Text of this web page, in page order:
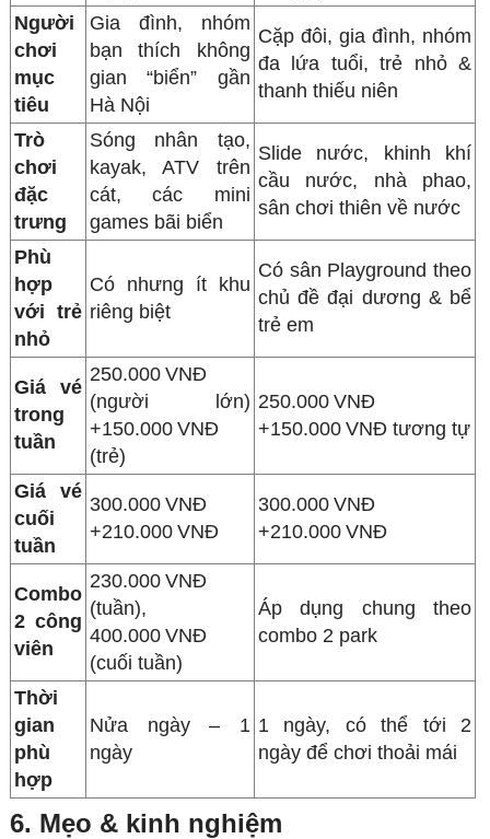
Người
chơi
mục
tiêu
Gia đình, nhóm
bạn thích không
gian “biển” gần
Hà Nội
Cặp đôi, gia đình, nhóm
đa lứa tuổi, trẻ nhỏ &
thanh thiếu niên
Trò
chơi
đặc
trưng
Sóng nhân tạo,
kayak, ATV trên
cát, các mini
games bãi biển
Slide nước, khinh khí
cầu nước, nhà phao,
sân chơi thiên về nước
Phù
hợp
với trẻ
nhỏ
Có nhưng ít khu
riêng biệt
Có sân Playground theo
chủ đề đại dương & bể
trẻ em
Giá vé
trong
tuần
250.000 VNĐ
(người lớn)
+150.000 VNĐ
(trẻ)
250.000 VNĐ
+150.000 VNĐ tương tự
Giá vé
cuối
tuần
300.000 VNĐ
+210.000 VNĐ
300.000 VNĐ
+210.000 VNĐ
Combo
2 công
viên
230.000 VNĐ
(tuần),
400.000 VNĐ
(cuối tuần)
Áp dụng chung theo
combo 2 park
Thời
gian
phù
hợp
Nửa ngày – 1
ngày
1 ngày, có thể tới 2
ngày để chơi thoải mái
6. Mẹo & kinh nghiệm